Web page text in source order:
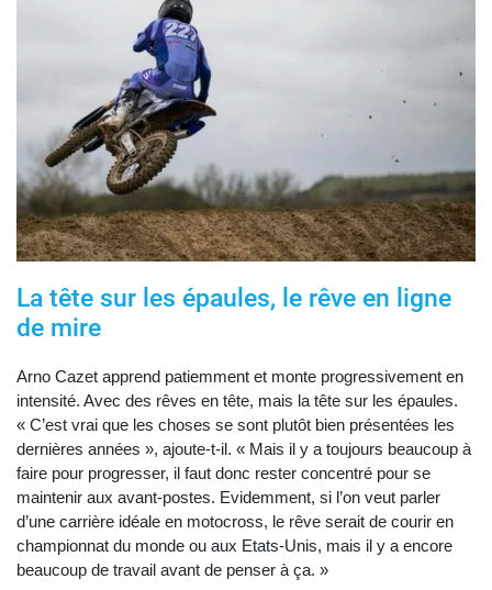
La tête sur les épaules, le rêve en ligne
de mire
Arno Cazet apprend patiemment et monte progressivement en
intensité. Avec des rêves en tête, mais la tête sur les épaules.
« C’est vrai que les choses se sont plutôt bien présentées les
dernières années », ajoute-t-il. « Mais il y a toujours beaucoup à
faire pour progresser, il faut donc rester concentré pour se
maintenir aux avant-postes. Evidemment, si l’on veut parler
d’une carrière idéale en motocross, le rêve serait de courir en
championnat du monde ou aux Etats-Unis, mais il y a encore
beaucoup de travail avant de penser à ça. »